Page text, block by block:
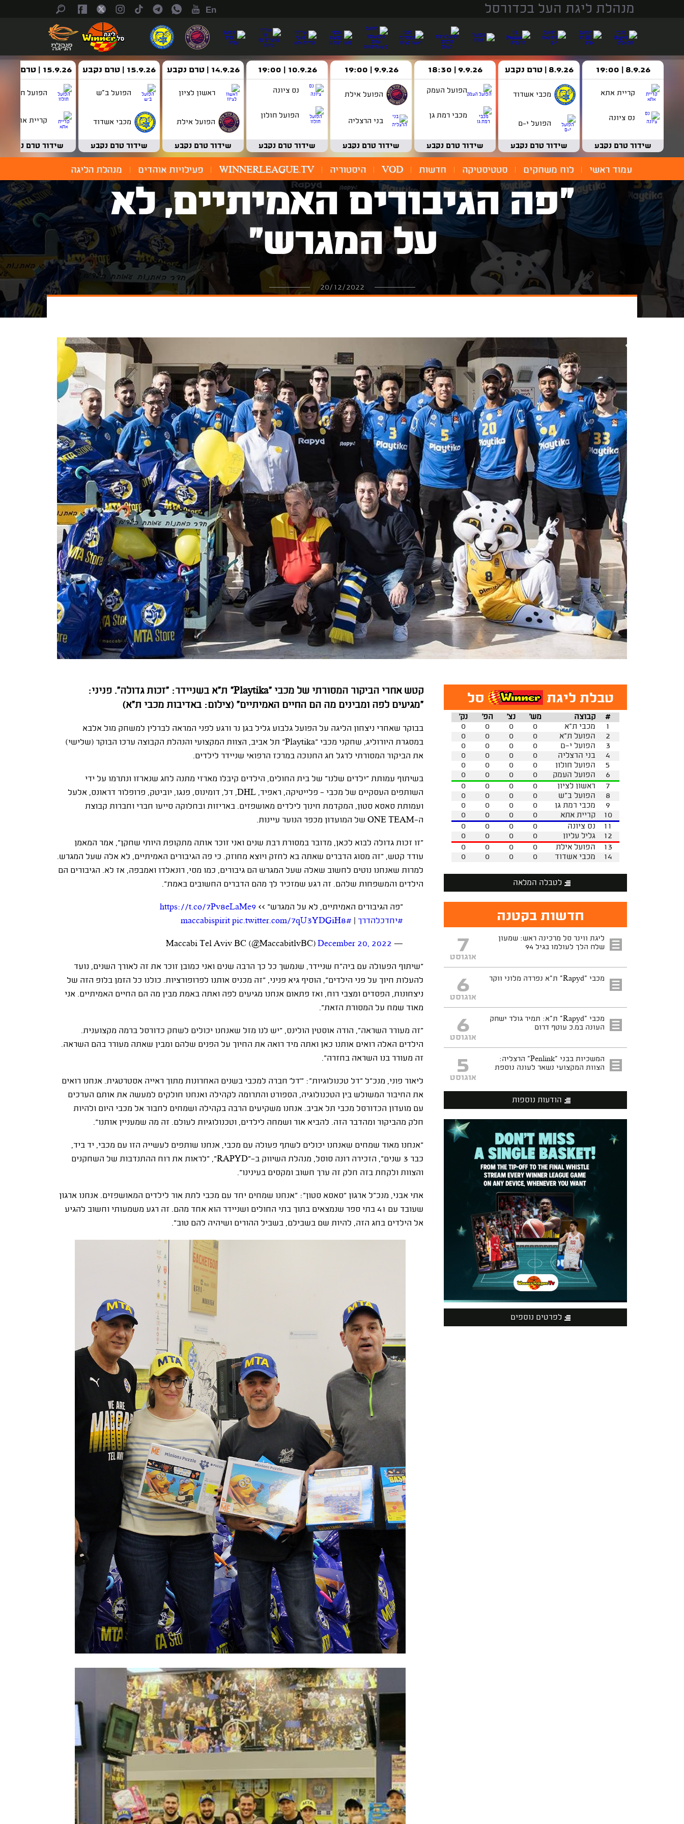
מנהלת ליגת העל בכדורסל En
8.9.26 | 19:00
קריית אתא
נס ציונה
שידור טרם נקבע
8.9.26 | טרם נקבע
מכבי אשדוד
הפועל י-ם
שידור טרם נקבע
9.9.26 | 18:30
הפועל העמק
מכבי רמת גן
שידור טרם נקבע
9.9.26 | 19:00
הפועל אילת
בני הרצליה
שידור טרם נקבע
10.9.26 | 19:00
נס ציונה
הפועל חולון
שידור טרם נקבע
14.9.26 | טרם נקבע
ראשון לציון
הפועל אילת
שידור טרם נקבע
15.9.26 | טרם נקבע
הפועל ב"ש
מכבי אשדוד
שידור טרם נקבע
15.9.26 | טרם נקבע
הפועל חולון
קריית אתא
שידור טרם נקבע
עמוד ראשי לוח משחקים סטטיסטיקה חדשות VOD היסטוריה WINNERLEAGUE.TV פעילויות אוהדים מנהלת הליגה
"פה הגיבורים האמיתיים, לא
על המגרש"
20/12/2022
קטש אחרי הביקור המסורתי של מכבי "Playtika" ת"א בשניידר: "זכות גדולה". פניני:
"מגיעים לפה ומבינים מה הם החיים האמיתיים" (צילום: באדיבות מכבי ת"א)
בבוקר שאחרי ניצחון הליגה על הפועל גלבוע גליל בגן נר ורגע לפני המראה לברלין למשחק מול אלבא
במסגרת היורוליג, שחקני מכבי "Playtika" תל אביב, הצוות המקצועי והנהלת הקבוצה ערכו הבוקר (שלישי)
את הביקור המסורתי לרגל חג החנוכה במרכז הרפואי שניידר לילדים.
בשיתוף עמותת "ילדים שלנו" של בית החולים, הילדים קיבלו מארזי מתנה לחג שנארזו ונתרמו על ידי
השותפים העסקיים של מכבי - פלייטיקה, ראפיד, DHL, דל, דומינוס, פנגו, יוביטק, פרופלור דראונס, אלעל
ועמותת סאסא סטון, המקדמת חינוך לילדים מאושפזים. באריזות ובחלוקה סייעו חברי וחברות קבוצת
ה-ONE TEAM של המועדון מכפר הנוער עיינות.
"זו זכות גדולה לבוא לכאן, מדובר במסורת רבת שנים ואני זוכר אותה מתקופת היותי שחקן", אמר המאמן
עודד קטש, "זה מסוג הדברים שאתה בא לחזק ויוצא מחוזק. כי פה הגיבורים האמיתיים, לא אלה שעל המגרש.
למרות שאנחנו נוטים לחשוב שאלה שעל המגרש הם גיבורים, כמו מסי, רונאלדו ואמבפה, אז לא. הגיבורים הם
הילדים והמשפחות שלהם. זה רגע שמזכיר לך מהם הדברים החשובים באמת".
"פה הגיבורים האמיתיים, לא על המגרש" >> https://t.co/7Pv8eLaMe9
#יחדכלהדרך
#maccabispirit
pic.twitter.com/7qU3YDGiH8
— Maccabi Tel Aviv BC (@MaccabitlvBC)
December 20, 2022
"שיתוף הפעולה עם ביה"ח שניידר, שנמשך כל כך הרבה שנים ואני כמובן זוכר את זה לאורך השנים, נועד
להעלות חיוך על פני הילדים", הוסיף גיא פניני, "זה מכניס אותנו לפרופורציות. כולנו כל הזמן בלופ הזה של
ניצחונות, הפסדים ומצבי רוח, ואז פתאום אנחנו מגיעים לפה ואתה באמת מבין מה הם החיים האמיתיים. אני
מאוד שמח על המסורת הזאת".
"זה מעורר השראה", הודה אוסטין הולינס, "יש לנו מזל שאנחנו יכולים לשחק כדורסל ברמה מקצוענית.
הילדים האלה רואים אותנו כאן ואתה מיד רואה את החיוך על הפנים שלהם ומבין שאתה מעורר בהם השראה.
זה מעורר בנו השראה בחזרה".
ליאור פוני, מנכ"ל "דל טכנולוגיות": "'דל' חברה למכבי בשנים האחרונות מתוך ראייה אסטרטגית. אנחנו רואים
את החיבור המשולש בין הטכנולוגיה, הספורט והתרומה לקהילה ואנחנו חולקים למעשה את אותם הערכים
עם מועדון הכדורסל מכבי תל אביב. אנחנו משקיעים הרבה בקהילה ושמחים לחבור אל מכבי היום ולהיות
חלק מהביקור ומהדבר הזה. להביא אור ושמחה לילדים, וטכנולוגיות לעולם. זה מה שמעניין אותנו".
"אנחנו מאוד שמחים שאנחנו יכולים לשתף פעולה עם מכבי, אנחנו שותפים לעשייה הזו עם מכבי, יד ביד,
כבר 3 שנים", הזכירה רונה סוסל, מנהלת השיווק ב-"
RAPYD", "לראות את רוח ההתנדבות של השחקנים
והצוות ולקחת בזה חלק זה ערך חשוב ומקסים בעינינו".
אתי אבני, מנכ"ל ארגון "סאסא סטון": "אנחנו שמחים יחד עם מכבי לתת אור לילדים המאושפזים. אנחנו ארגון
שעובד עם 41 בתי ספר שנמצאים בתוך בתי החולים ושניידר הוא אחד מהם. זה רגע משמעותי וחשוב להגיע
אל הילדים בחג הזה, להיות שם בשבילם, בשביל ההורים ושיהיה להם טוב".
טבלת ליגת סל
נק' הפ' נצ' מש' קבוצה
#
0
0 0 0 מכבי ת"א
1
0
0 0 0 הפועל ת"א
2
0
0 0 0 הפועל י-ם
3
0
0 0 0 בני הרצליה
4
0
0 0 0 הפועל חולון
5
0
0 0 0 הפועל העמק
6
0
0 0 0 ראשון לציון
7
0
0 0 0 הפועל ב"ש
8
0
0 0 0 מכבי רמת גן
9
0
0 0 0 קריית אתא
10
0
0 0 0 נס ציונה
11
0
0 0 0 גליל עליון
12
0
0 0 0 הפועל אילת
13
0
0 0 0 מכבי אשדוד 14
לטבלה המלאה
חדשות בקטנה
ליגת ווינר סל מרכינה ראש: שמעון
שלח הלך לעולמו בגיל 94
7
אוגוסט
מכבי "Rapyd" ת"א נפרדה מלוני ווקר 6
אוגוסט
מכבי "Rapyd" ת"א: תמיר גולד ישחק
העונה במ.כ עוטף דרום
6
אוגוסט
המשכיות בבני "Penlink" הרצליה:
הצוות המקצועי נשאר לעונה נוספת
5
אוגוסט
הודעות נוספות
לפרטים נוספים